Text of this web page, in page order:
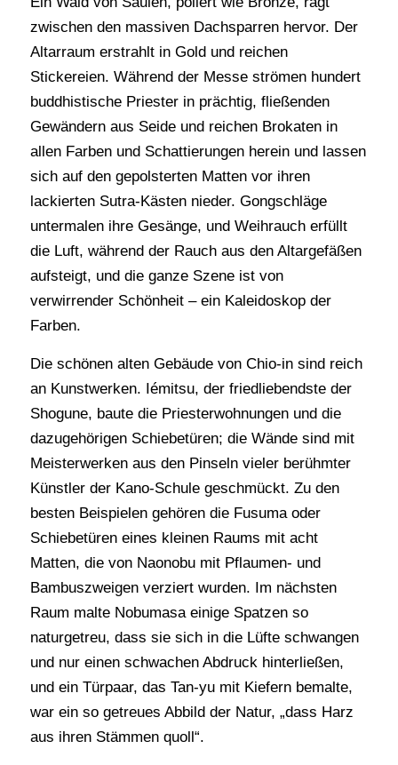
zwischen den massiven Dachsparren hervor. Der
Altarraum erstrahlt in Gold und reichen
Stickereien. Während der Messe strömen hundert
buddhistische Priester in prächtig, fließenden
Gewändern aus Seide und reichen Brokaten in
allen Farben und Schattierungen herein und lassen
sich auf den gepolsterten Matten vor ihren
lackierten Sutra-Kästen nieder. Gongschläge
untermalen ihre Gesänge, und Weihrauch erfüllt
die Luft, während der Rauch aus den Altargefäßen
aufsteigt, und die ganze Szene ist von
verwirrender Schönheit – ein Kaleidoskop der
Farben.
Die schönen alten Gebäude von Chio-in sind reich
an Kunstwerken. Iémitsu, der friedliebendste der
Shogune, baute die Priesterwohnungen und die
dazugehörigen Schiebetüren; die Wände sind mit
Meisterwerken aus den Pinseln vieler berühmter
Künstler der Kano-Schule geschmückt. Zu den
besten Beispielen gehören die Fusuma oder
Schiebetüren eines kleinen Raums mit acht
Matten, die von Naonobu mit Pflaumen- und
Bambuszweigen verziert wurden. Im nächsten
Raum malte Nobumasa einige Spatzen so
naturgetreu, dass sie sich in die Lüfte schwangen
und nur einen schwachen Abdruck hinterließen,
und ein Türpaar, das Tan-yu mit Kiefern bemalte,
war ein so getreues Abbild der Natur, „dass Harz
aus ihren Stämmen quoll“.